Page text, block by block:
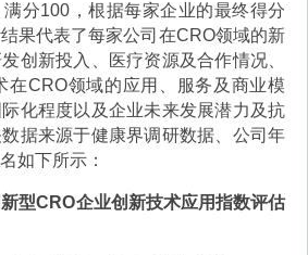
分100，根据每家企业的最终得分
果代表了每家公司在CRO领域的新
创新投入、医疗资源及合作情况、
在CRO领域的应用、服务及商业模
化程度以及企业未来发展潜力及抗
据来源于健康界调研数据、公司年
如下所示：
型CRO企业创新技术应用指数评估